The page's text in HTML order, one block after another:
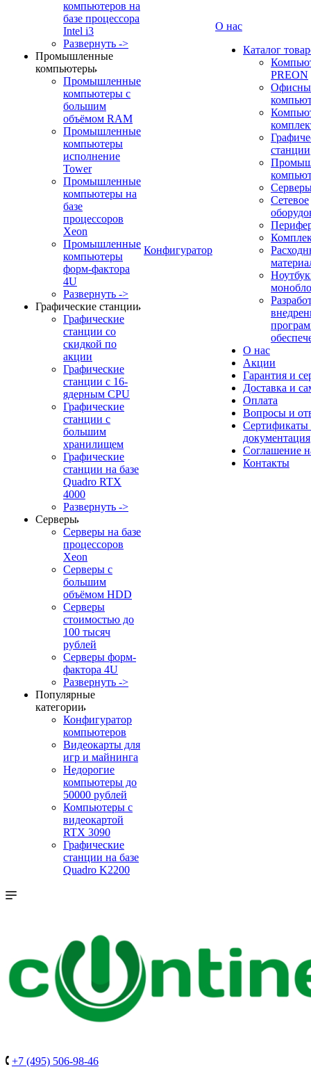
компьютеров на
базе процессора
Intel i3
Развернуть ->
Промышленные
компьютеры
Промышленные
компьютеры с
большим
объёмом RAM
Промышленные
компьютеры
исполнение
Tower
Промышленные
компьютеры на
базе
процессоров
Xeon
Промышленные
компьютеры
форм-фактора
4U
Развернуть ->
Графические станции
Графические
станции со
скидкой по
акции
Графические
станции с 16-
ядерным CPU
Графические
станции с
большим
хранилищем
Графические
станции на базе
Quadro RTX
4000
Развернуть ->
Серверы
Серверы на базе
процессоров
Xeon
Серверы с
большим
объёмом HDD
Серверы
стоимостью до
100 тысяч
рублей
Серверы форм-
фактора 4U
Развернуть ->
Популярные
категории
Конфигуратор
компьютеров
Видеокарты для
игр и майнинга
Недорогие
компьютеры до
50000 рублей
Компьютеры с
видеокартой
RTX 3090
Графические
станции на базе
Quadro K2200
Конфигуратор
О нас
Каталог
PREON
станции
Сетевое
О нас
Акции
Гарантия и
Доставка и
Оплата
Вопросы и
Сертификаты
документация
Соглашение
Контакты
+7 (495) 506-98-46